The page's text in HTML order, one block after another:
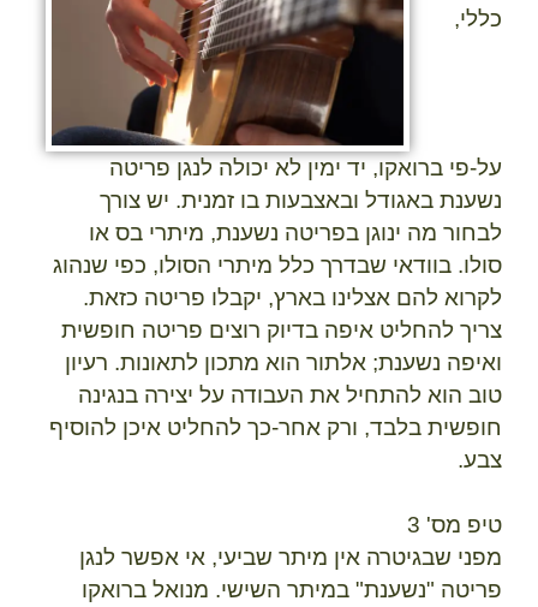
כללי,
על-פי ברואקו, יד ימין לא יכולה לנגן פריטה
נשענת באגודל ובאצבעות בו זמנית. יש צורך
לבחור מה ינוגן בפריטה נשענת, מיתרי בס או
סולו. בוודאי שבדרך כלל מיתרי הסולו, כפי שנהוג
לקרוא להם אצלינו בארץ, יקבלו פריטה כזאת.
צריך להחליט איפה בדיוק רוצים פריטה חופשית
ואיפה נשענת; אלתור הוא מתכון לתאונות. רעיון
טוב הוא להתחיל את העבודה על יצירה בנגינה
חופשית בלבד, ורק אחר-כך להחליט איכן להוסיף
צבע.
טיפ מס' 3
מפני שבגיטרה אין מיתר שביעי, אי אפשר לנגן
פריטה "נשענת" במיתר השישי. מנואל ברואקו